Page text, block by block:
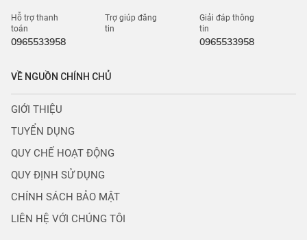
Hỗ trợ thanh
toán
0965533958
Trợ giúp đăng
tin
Giải đáp thông
tin
0965533958
VỀ NGUỒN CHÍNH CHỦ
GIỚI THIỆU
TUYỂN DỤNG
QUY CHẾ HOẠT ĐỘNG
QUY ĐỊNH SỬ DỤNG
CHÍNH SÁCH BẢO MẬT
LIÊN HỆ VỚI CHÚNG TÔI